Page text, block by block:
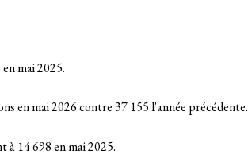
mai 2025.
en mai 2026 contre 37 155 l'année précédente.
à 14 698 en mai 2025.